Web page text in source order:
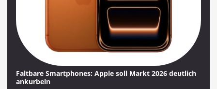
Faltbare Smartphones: Apple soll Markt 2026 deutlich
ankurbeln